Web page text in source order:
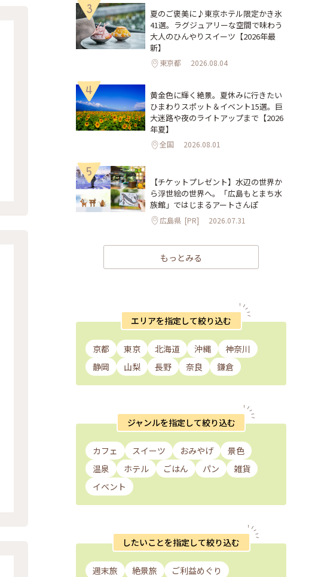
3
夏のご褒美に♪東京ホテル限定かき氷
41選。ラグジュアリーな空間で味わう
大人のひんやりスイーツ【2026年最
新】
東京都 2026.08.04
4
黄金色に輝く絶景。夏休みに行きたい
ひまわりスポット＆イベント15選。巨
大迷路や夜のライトアップまで【2026
年夏】
全国 2026.08.01
5
【チケットプレゼント】水辺の世界か
ら浮世絵の世界へ。「広島もとまち水
族館」ではじまるアートさんぽ
広島県 [PR] 2026.07.31
もっとみる
エリアを指定して絞り込む
京都 東京 北海道 沖縄
神奈川
静岡
山梨 長野 奈良 鎌倉
ジャンルを指定して絞り込む
カフェ スイーツ おみやげ
景色
温泉
ホテル ごはん パン
雑貨
イベント
したいことを指定して絞り込む
週末旅 絶景旅
ご利益めぐり